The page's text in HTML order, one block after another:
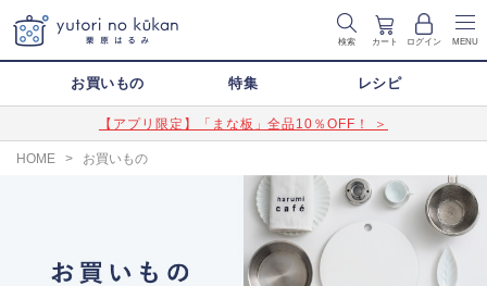
検索 カート ログイン MENU
お買いもの 特集 レシピ
【アプリ限定】「まな板」全品10％OFF！ ＞
HOME > お買いもの